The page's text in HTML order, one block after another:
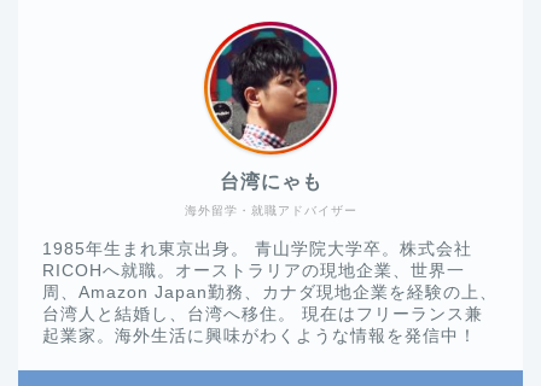
海外留学・就職アドバイザー
台湾にゃも
1985年生まれ東京出身。 青山学院大学卒。株式会社
RICOHへ就職。オーストラリアの現地企業、世界一
周、Amazon Japan勤務、カナダ現地企業を経験の上、
台湾人と結婚し、台湾へ移住。 現在はフリーランス兼
起業家。海外生活に興味がわくような情報を発信中！